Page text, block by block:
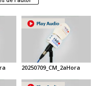
20250709_CM_2aHora